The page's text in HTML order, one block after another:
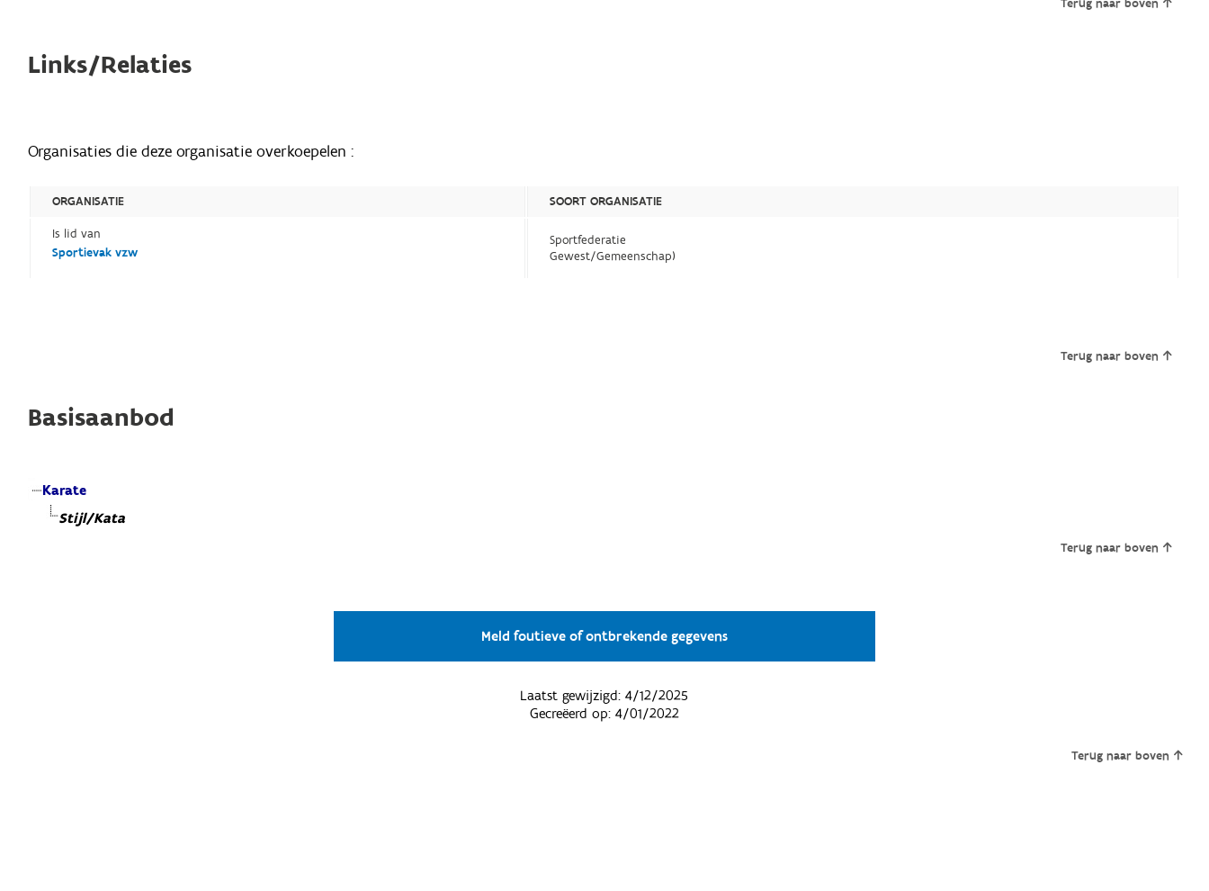
Terug naar boven
Links/Relaties
Organisaties die deze organisatie overkoepelen :
ORGANISATIE
SOORT ORGANISATIE
Is lid van
Sportievak vzw
Sportfederatie
Gewest/Gemeenschap)
Terug naar boven
Basisaanbod
Karate
Stijl/Kata
Terug naar boven
Meld foutieve of ontbrekende gegevens
Laatst gewijzigd:4/12/2025
Gecreëerd op: 4/01/2022
Terug naar boven